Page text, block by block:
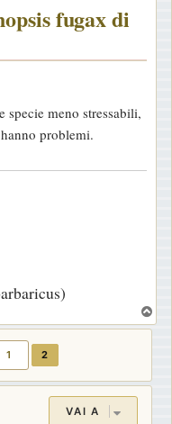
fugax di
specie meno stressabili,
problemi.
o
1 2
VAI A